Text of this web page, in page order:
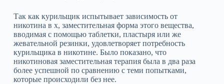
Так как курильщик испытывает зависимость от
никотина в х, заместительная форма этого вещества,
вводимая с помощью таблетки, пластыря или же
жевательной резинки, удовлетворяет потребность
курильщика в никотине. Было показано, что
никотиновая заместительная терапия была в два раза
более успешной по сравнению с теми попытками,
которые происходили без нее.